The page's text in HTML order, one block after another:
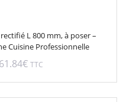
L 800 mm, à poser –
Cuisine Professionnelle
€ TTC